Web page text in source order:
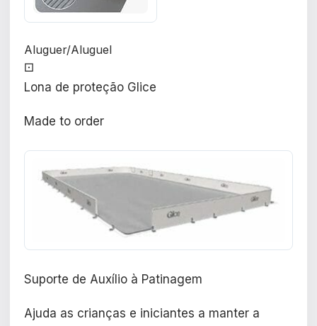
Aluguer/Aluguel
⚀
Lona de proteção Glice
Made to order
Suporte de Auxílio à Patinagem
Ajuda as crianças e iniciantes a manter a